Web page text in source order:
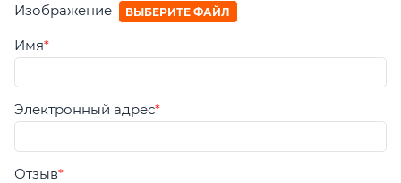
Изображение ВЫБЕРИТЕ ФАЙЛ
Имя
Электронный адрес
Отзыв